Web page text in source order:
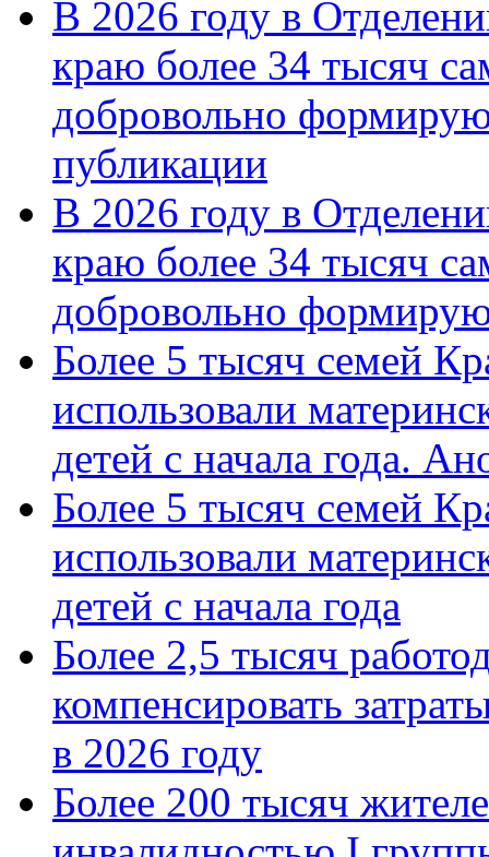
В 2026 году в
краю более 34 тысяч
добровольно
публикации
В 2026 году в
краю более 34 тысяч
добровольно
Более 5 тысяч семей
использовали
детей с начала года.
Более 5 тысяч семей
использовали
детей с начала года
Более 2,5 тысяч
компенсировать
в 2026 году
Более 200 тысяч